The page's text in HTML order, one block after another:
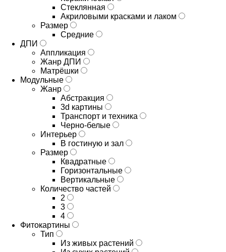
Стеклянная
Акриловыми красками и лаком
Размер
Средние
ДПИ
Аппликация
Жанр ДПИ
Матрёшки
Модульные
Жанр
Абстракция
3d картины
Транспорт и техника
Черно-белые
Интерьер
В гостиную и зал
Размер
Квадратные
Горизонтальные
Вертикальные
Количество частей
2
3
4
Фитокартины
Тип
Из живых растений